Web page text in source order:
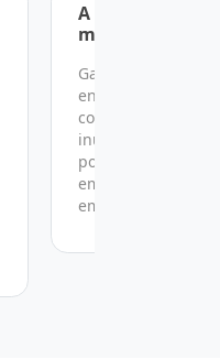
A entrega é
mãos?
Garantimos a
endereço, data e
combinado, mas
inúmeras razões
podemos garantir
em mãos
em nosso termo